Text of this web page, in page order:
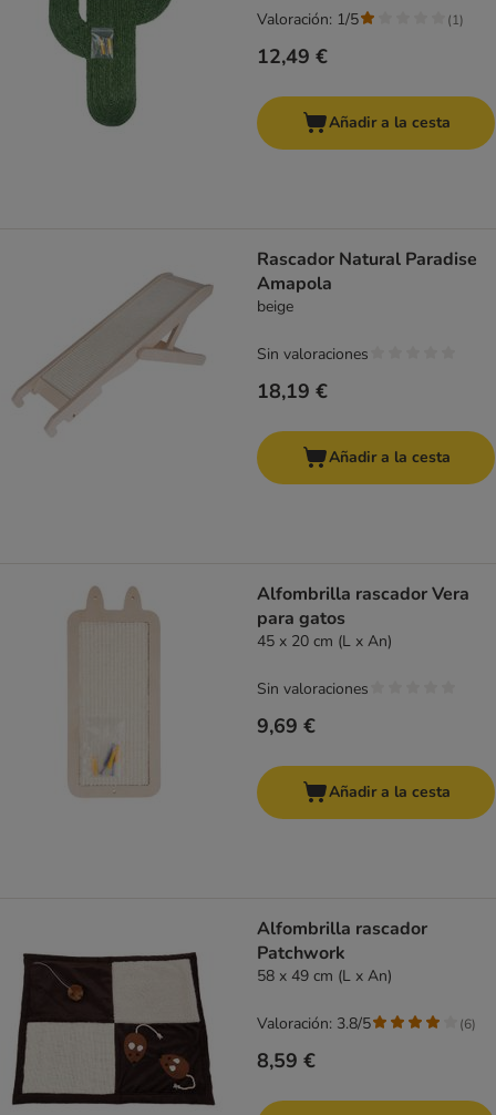
12,49 €
Valoración: 1/5 (1)
Añadir a la cesta
Rascador Natural Paradise
Amapola
beige
18,19 €
Sin valoraciones
Añadir a la cesta
Alfombrilla rascador Vera
para gatos
45 x 20 cm (L x An)
9,69 €
Sin valoraciones
Añadir a la cesta
Alfombrilla rascador
Patchwork
58 x 49 cm (L x An)
8,59 €
Valoración: 3.8/5 (6)